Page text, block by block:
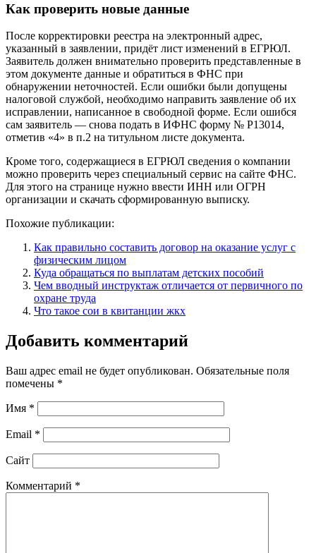
Как проверить новые данные
После корректировки реестра на электронный адрес,
указанный в заявлении, придёт лист изменений в ЕГРЮЛ.
Заявитель должен внимательно проверить представленные в
этом документе данные и обратиться в ФНС при
обнаружении неточностей. Если ошибки были допущены
налоговой службой, необходимо направить заявление об их
исправлении, написанное в свободной форме. Если ошибся
сам заявитель — снова подать в ИФНС форму № Р13014,
отметив «4» в п.2 на титульном листе документа.
Кроме того, содержащиеся в ЕГРЮЛ сведения о компании
можно проверить через специальный сервис на сайте ФНС.
Для этого на странице нужно ввести ИНН или ОГРН
организации и скачать сформированную выписку.
Похожие публикации:
Как правильно составить договор на оказание услуг с
физическим лицом
Куда обращаться по выплатам детских пособий
Чем вводный инструктаж отличается от первичного по
охране труда
Что такое сои в квитанции жкх
Добавить комментарий
Ваш адрес email не будет опубликован. Обязательные поля
помечены *
Имя *
Email *
Сайт
Комментарий *